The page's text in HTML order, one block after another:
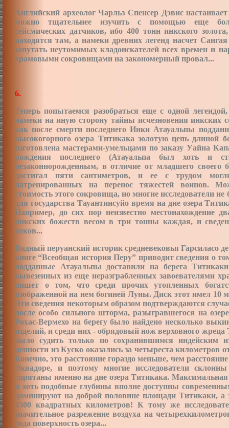
Английский археолог Чарльз Спенсер Дэвис
можно тщательнее изучить с помощью еще
сейсмических датчиков, ибо 400 тонн инкского
находятся там, а намеки древних легенд насчет
запутать неутомимых кладоискателей всех времен и
храмовыми сокровищами на закономерный провал...
6.
Теперь попытаемся разобраться еще с одной
намеки на иную сторону тайны исчезновения инкских
как после смерти последнего Инки Атауальпы
высокогорного озера Титикака золотую цепь длиной
изготовлена мастерами-умельцами по заказу Уайна
рождения последнего (Атауальпа был хоть и
незаконнорожденным, в отличие от младшего своего
достигал пяти сантиметров, и ее с трудом
натренированных на перенос тяжестей воинов.
стоимость этого сокровища, но многие исследователи не
для государства Тауантинсуйо время на дне озера
Например, до сих пор неизвестно местонахождение
инкских божеств весом в три тонны каждая, и
веков...
Видный перуанский историк средневековья Гарсиласо
книге “Всеобщая история Перу” приводит сведения о
подданные Атауальпы доставили на берега
вывезенных из еще неразграбленных завоевателями
пишет о том, что среди прочих утопленных
изображенной на нем богиней Луны. Диск этот имел 10
Эти сведения некоторым образом подтверждаются
после особо сильного шторма, разыгравшегося на
Рохас-Вермехо на берегу было найдено несколько
изделий, и среди них - обрядовый нож верховного
было судить только по сохранившимся индейским
ценности из Куско оказались за четыреста километров
Конечно, это расстояние гораздо меньше, чем
Эквадоре, и поэтому многие исследователи
спрятаны именно на дне озера Титикака. Максимальная
и хоть подобные глубины вполне доступны
доминируют на доброй половине площади Титикаки, а
4500 квадратных километров! К тому же
значительное разрежение воздуха на
года поверхность озера...